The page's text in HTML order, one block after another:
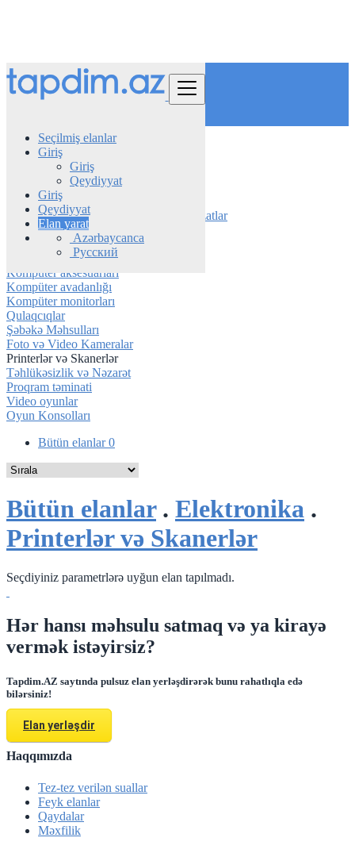
Seçilmiş elanlar
Giriş
Giriş
Qeydiyyat
Giriş
Qeydiyyat
Elan yarat
Azərbaycanca
Русский
Azerbaijan
Elektronika
Printerlər və Skanerlər
Elektronika üçün Aksesuarlar və Təchizatlar
Noutbuklar və Kompüterlər
Televiziya avadanlığı
Audio və Musiqi Avadanlıqları
Kompüter aksesuarları
Kompüter avadanlığı
Kompüter monitorları
Qulaqcıqlar
Şəbəkə Məhsulları
Foto və Video Kameralar
Printerlər və Skanerlər
Təhlükəsizlik və Nəzarət
Proqram təminati
Video oyunlar
Oyun Konsolları
Bütün elanlar0
Bütün elanlar. Elektronika .
Printerlər və Skanerlər
Seçdiyiniz parametrlərə uyğun elan tapılmadı.
Hər hansı məhsulu satmaq və ya kirayə
vermək istəyirsiz?
Tapdim.AZ saytında pulsuz elan yerləşdirərək bunu rahatlıqla edə
bilərsiniz!
Elan yerləşdir
Haqqımızda
Tez-tez verilən suallar
Feyk elanlar
Qaydalar
Məxfilik